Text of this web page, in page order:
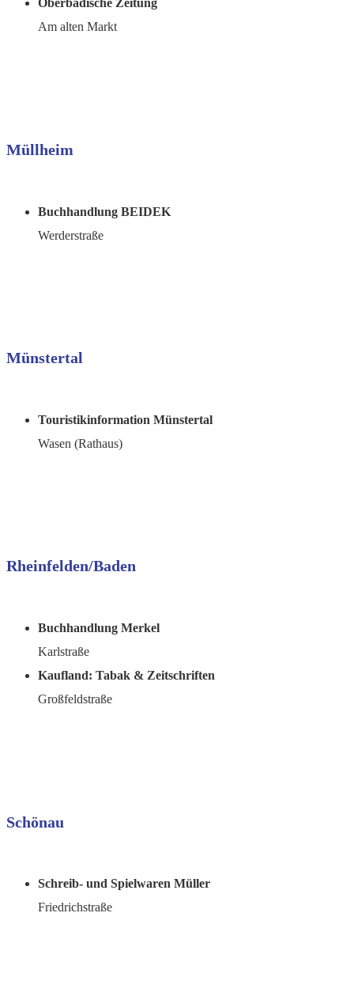
Oberbadische Zeitung
Am alten Markt
Müllheim
Buchhandlung BEIDEK
Werderstraße
Münstertal
Touristikinformation Münstertal
Wasen (Rathaus)
Rheinfelden/Baden
Buchhandlung Merkel
Karlstraße
Kaufland: Tabak & Zeitschriften
Großfeldstraße
Schönau
Schreib- und Spielwaren Müller
Friedrichstraße